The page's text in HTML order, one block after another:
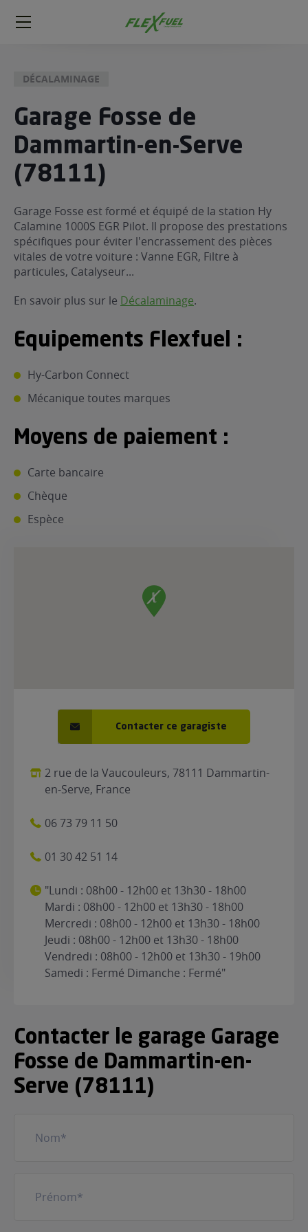
FlexFuel
Méga
le Décalaminage
?
E85
du carburant avec
garagiste
DÉCALAMINAGE
Garage Fosse de
Dammartin-en-Serve
(78111)
Garage Fosse est formé et équipé de la station Hy
Calamine 1000S EGR Pilot. Il propose des prestations
spécifiques pour éviter l'encrassement des pièces
vitales de votre voiture : Vanne EGR, Filtre à
particules, Catalyseur...
En savoir plus sur le Décalaminage.
Equipements Flexfuel :
Hy-Carbon Connect
Mécanique toutes marques
Moyens de paiement :
Carte bancaire
Chèque
Espèce
Contacter ce garagiste
2 rue de la Vaucouleurs, 78111 Dammartin-
en-Serve, France
06 73 79 11 50
01 30 42 51 14
"Lundi : 08h00 - 12h00 et 13h30 - 18h00
Mardi : 08h00 - 12h00 et 13h30 - 18h00
Mercredi : 08h00 - 12h00 et 13h30 - 18h00
Jeudi : 08h00 - 12h00 et 13h30 - 18h00
Vendredi : 08h00 - 12h00 et 13h30 - 19h00
Samedi : Fermé Dimanche : Fermé"
Contacter le garage Garage
Fosse de Dammartin-en-
Serve (78111)